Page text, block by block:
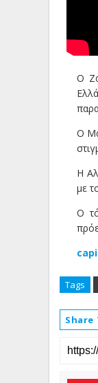
Ο
Ο
Η
με
Ο
Tags
Share